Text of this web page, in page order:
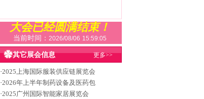
大会已经圆满结束！
当前时间： 2026/08/06 15:59:05
其它展会信息 更多>>
·2025上海国际服装供应链展览会
·2026年上半年制药设备及医药包
·2025广州国际智能家居展览会